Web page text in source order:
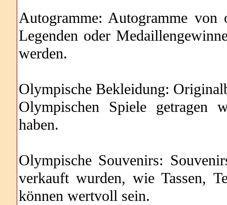
Autogramme: Autogramme von
Legenden oder
werden.
Olympische Bekleidung:
Olympischen Spiele getragen
haben.
Olympische Souvenirs:
verkauft wurden, wie Tassen,
können wertvoll sein.